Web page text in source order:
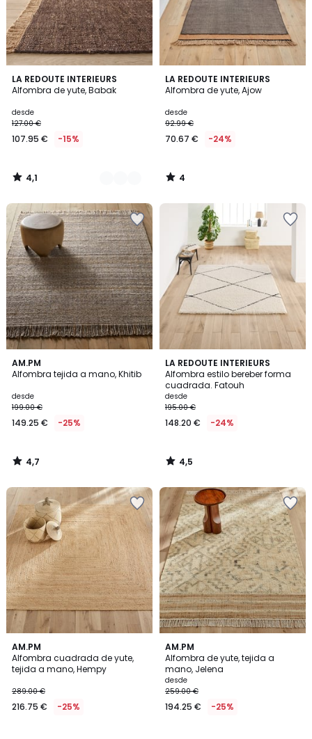
LA REDOUTE INTERIEURS
Alfombra de yute, Babak
desde
127.00 €
107.95 € -15%
4,1
/ 5
4
Colores
4,1
/
LA REDOUTE INTERIEURS
Alfombra de yute, Ajow
desde
92.99 €
70.67 € -24%
4
/
4
/
AM.PM
Alfombra tejida a mano, Khitib
desde
199.00 €
149.25 € -25%
4,7
/ 5
4,7
/
LA REDOUTE INTERIEURS
Alfombra estilo bereber forma
cuadrada. Fatouh
desde
195.00 €
148.20 € -24%
4,5
/ 5
4,5
/
AM.PM
Alfombra cuadrada de yute,
tejida a mano, Hempy
289.00 €
216.75 € -25%
3,9
/ 5
AM.PM
Alfombra de yute, tejida a
mano, Jelena
desde
259.00 €
194.25 € -25%
4,4
/ 5